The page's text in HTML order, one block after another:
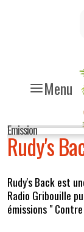
Menu
Emission
Rudy's
Rudy's Back est
Radio Gribouille
émissions "